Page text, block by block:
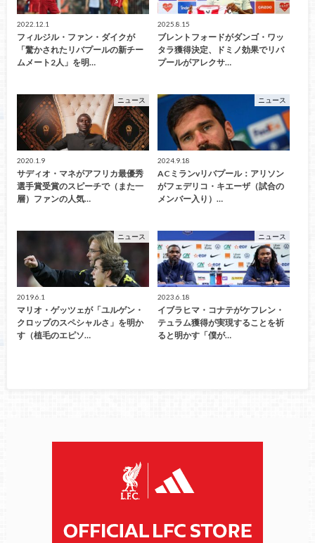
2022.12.1
フィルジル・ファン・ダイクが
「驚かされたリバプールの新チー
ムメート2人」を明…
2025.8.15
ブレントフォードがダンゴ・ワッ
タラ獲得決定、ドミノ効果でリバ
プールがアレクサ…
ニュース
2020.1.9
サディオ・マネがアフリカ最優秀
選手賞受賞のスピーチで（また一
層）ファンの人気…
ニュース
2024.9.18
ACミランvリバプール：アリソン
がフェデリコ・キエーザ（試合の
メンバー入り）…
ニュース
2019.6.1
マリオ・ゲッツェが「ユルゲン・
クロップのスペシャルさ」を明か
す（植毛のエピソ…
ニュース
2023.6.18
イブラヒマ・コナテがケフレン・
テュラム獲得が実現することを祈
ると明かす「僕が…